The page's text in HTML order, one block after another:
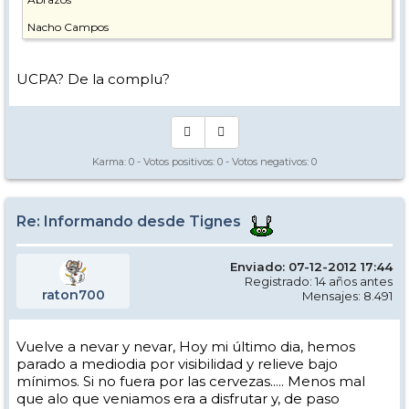
Nacho Campos
UCPA? De la complu?
Karma: 0 - Votos positivos: 0 - Votos negativos: 0
Re: Informando desde Tignes
raton700
Enviado: 07-12-2012 17:44
Registrado: 14 años antes
Mensajes: 8.491
Vuelve a nevar y nevar, Hoy mi último dia, hemos
parado a mediodia por visibilidad y relieve bajo
mínimos. Si no fuera por las cervezas..... Menos mal
que alo que veniamos era a disfrutar y, de paso